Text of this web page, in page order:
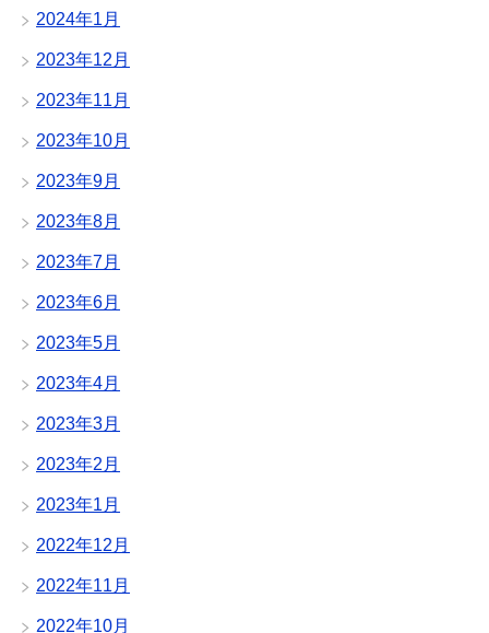
2024年1月
2023年12月
2023年11月
2023年10月
2023年9月
2023年8月
2023年7月
2023年6月
2023年5月
2023年4月
2023年3月
2023年2月
2023年1月
2022年12月
2022年11月
2022年10月